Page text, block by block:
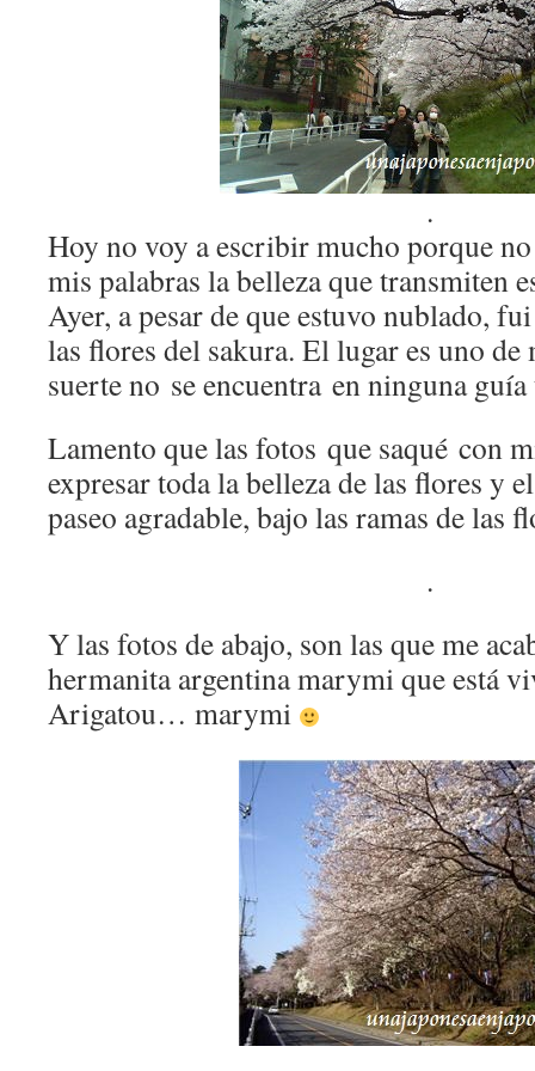
.
Hoy no voy a escribir mucho porque
mis palabras la belleza que transmiten
Ayer, a pesar de que estuvo nublado,
las flores del sakura. El lugar es uno
suerte no se encuentra en ninguna
Lamento que las fotos que saqué con
expresar toda la belleza de las flores y
paseo agradable, bajo las ramas de las
.
Y las fotos de abajo, son las que me
hermanita argentina marymi que está
Arigatou… marymi